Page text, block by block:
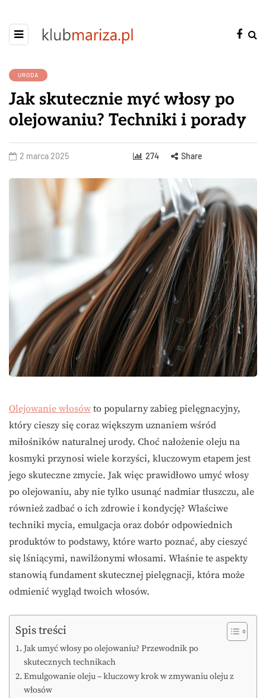
URODA
Jak skutecznie myć włosy po
olejowaniu? Techniki i porady
2 marca 2025 274 Share
Olejowanie włosów to popularny zabieg pielęgnacyjny,
który cieszy się coraz większym uznaniem wśród
miłośników naturalnej urody. Choć nałożenie oleju na
kosmyki przynosi wiele korzyści, kluczowym etapem jest
jego skuteczne zmycie. Jak więc prawidłowo umyć włosy
po olejowaniu, aby nie tylko usunąć nadmiar tłuszczu, ale
również zadbać o ich zdrowie i kondycję? Właściwe
techniki mycia, emulgacja oraz dobór odpowiednich
produktów to podstawy, które warto poznać, aby cieszyć
się lśniącymi, nawilżonymi włosami. Właśnie te aspekty
stanowią fundament skutecznej pielęgnacji, która może
odmienić wygląd twoich włosów.
Spis treści
Jak umyć włosy po olejowaniu? Przewodnik po
skutecznych technikach
Emulgowanie oleju – kluczowy krok w zmywaniu oleju z
włosów